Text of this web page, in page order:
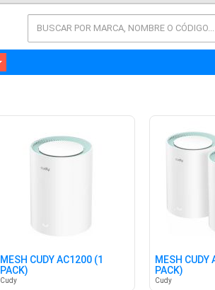
MESH CUDY AC1200 (1
PACK)
Cudy
MESH CUDY
PACK)
Cudy